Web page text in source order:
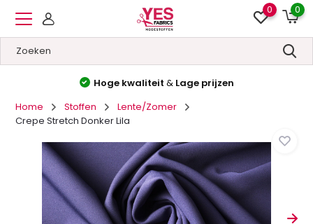
0 0
Hoge kwaliteit & Lage prijzen
Home
Stoffen
Lente/Zomer
Crepe Stretch Donker Lila